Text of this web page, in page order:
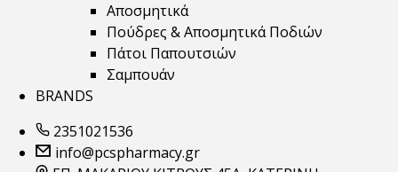
Αποσμητικά
Πούδρες & Αποσμητικά Ποδιών
Πάτοι Παπουτσιών
Σαμπουάν
BRANDS
2351021536
info@pcspharmacy.gr